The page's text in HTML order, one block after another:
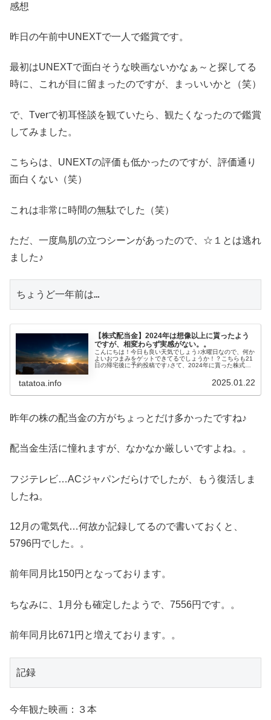
感想
昨日の午前中UNEXTで一人で鑑賞です。
最初はUNEXTで面白そうな映画ないかなぁ～と探してる
時に、これが目に留まったのですが、まっいいかと（笑）
で、Tverで初耳怪談を観ていたら、観たくなったので鑑賞
してみました。
こちらは、UNEXTの評価も低かったのですが、評価通り
面白くない（笑）
これは非常に時間の無駄でした（笑）
ただ、一度鳥肌の立つシーンがあったので、☆１とは逃れ
ました♪
ちょうど一年前は…
【株式配当金】2024年は想像以上に貰ったよう
ですが、相変わらず実感がない。。
こんにちは！今日も良い天気でしょう♪水曜日なので、何か
よいおつまみをゲットできてるでしょうか！？こちらも21
日の帰宅後に予約投稿です♪さて、2024年に貰った株式配
tatatoa.info 2025.01.22
昨年の株の配当金の方がちょっとだけ多かったですね♪
配当金生活に憧れますが、なかなか厳しいですよね。。
フジテレビ…ACジャパンだらけでしたが、もう復活しま
したね。
12月の電気代…何故か記録してるので書いておくと、
5796円でした。。
前年同月比150円となっております。
ちなみに、1月分も確定したようで、7556円です。。
前年同月比671円と増えております。。
記録
今年観た映画：３本